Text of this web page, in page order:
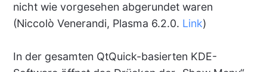
nicht wie vorgesehen abgerundet waren
(Niccolò Venerandi, Plasma 6.2.0. Link)
In der gesamten QtQuick-basierten KDE-